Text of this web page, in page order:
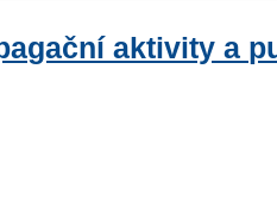
aktivity a